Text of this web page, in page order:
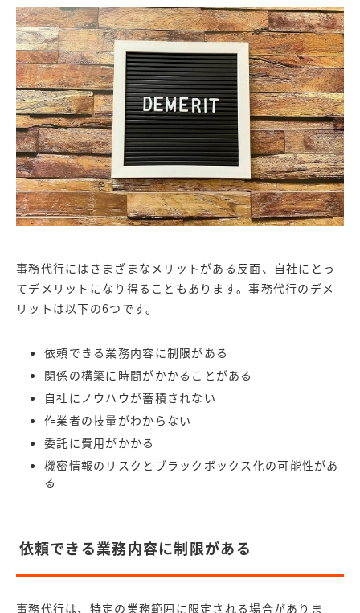
事務代行にはさまざまなメリットがある反面、自社にとっ
てデメリットになり得ることもあります。事務代行のデメ
リットは以下の6つです。
依頼できる業務内容に制限がある
関係の構築に時間がかかることがある
自社にノウハウが蓄積されない
作業者の技量がわからない
委託に費用がかかる
機密情報のリスクとブラックボックス化の可能性があ
る
依頼できる業務内容に制限がある
事務代行は、特定の業務範囲に限定される場合がありま